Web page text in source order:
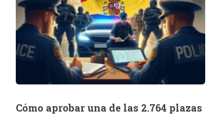
Cómo aprobar una de las 2.764 plazas